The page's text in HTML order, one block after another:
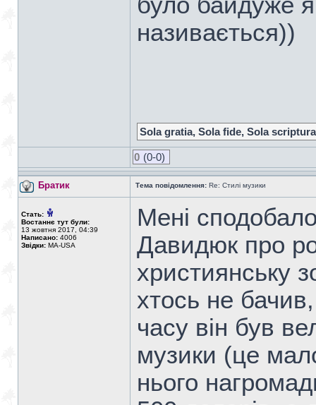
називається))
Sola gratia, Sola fide, Sola scriptura
0 (0-0)
Братик Тема повідомлення: Re: Стилі музики
Стать:
Востаннє тут були:
13 жовтня 2017, 04:39
Написано: 4006
Звідки: MA-USA
Мені
Давидюк про
християнську
хтось не
часу він був
музики (це
нього